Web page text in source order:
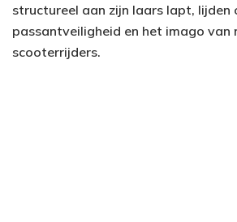
structureel aan zijn laars lapt, lijden
passantveiligheid en het imago van
scooterrijders.